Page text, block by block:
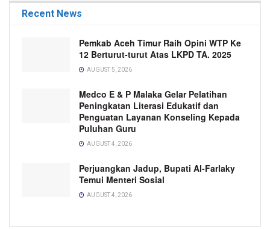
Recent News
Pemkab Aceh Timur Raih Opini WTP Ke
12 Berturut-turut Atas LKPD TA. 2025
AUGUST 5, 2026
Medco E & P Malaka Gelar Pelatihan
Peningkatan Literasi Edukatif dan
Penguatan Layanan Konseling Kepada
Puluhan Guru
AUGUST 4, 2026
Perjuangkan Jadup, Bupati Al-Farlaky
Temui Menteri Sosial
AUGUST 4, 2026